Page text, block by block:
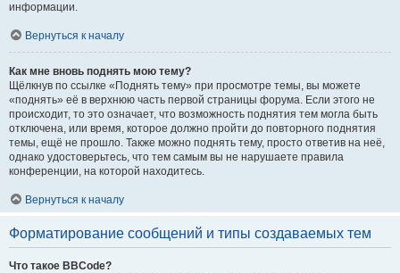
информации.
Вернуться к началу
Как мне вновь поднять мою тему?
Щёлкнув по ссылке «Поднять тему» при просмотре темы, вы можете
«поднять» её в верхнюю часть первой страницы форума. Если этого не
происходит, то это означает, что возможность поднятия тем могла быть
отключена, или время, которое должно пройти до повторного поднятия
темы, ещё не прошло. Также можно поднять тему, просто ответив на неё,
однако удостоверьтесь, что тем самым вы не нарушаете правила
конференции, на которой находитесь.
Вернуться к началу
Форматирование сообщений и типы создаваемых тем
Что такое BBCode?